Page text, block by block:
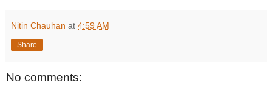
Nitin Chauhan at 4:59 AM
Share
No comments: